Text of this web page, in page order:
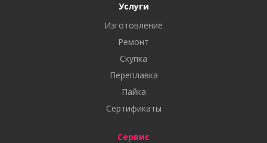
Услуги
Изготовление
Ремонт
Скупка
Переплавка
Пайка
Сертификаты
Сервис